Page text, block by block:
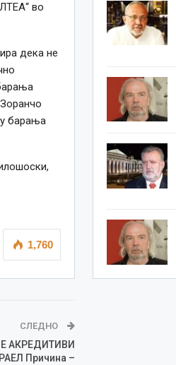
во
дека не
барања
1,760
СЛЕДНО
АКРЕДИТИВИ
Причина –